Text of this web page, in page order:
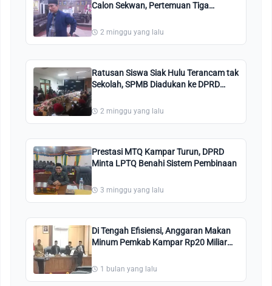
Calon Sekwan, Pertemuan Tiga
2 minggu yang lalu
Ratusan Siswa Siak Hulu Terancam tak
Sekolah, SPMB Diadukan ke DPRD
2 minggu yang lalu
Prestasi MTQ Kampar Turun, DPRD
Minta LPTQ Benahi Sistem Pembinaan
3 minggu yang lalu
Di Tengah Efisiensi, Anggaran Makan
Minum Pemkab Kampar Rp20 Miliar
1 bulan yang lalu